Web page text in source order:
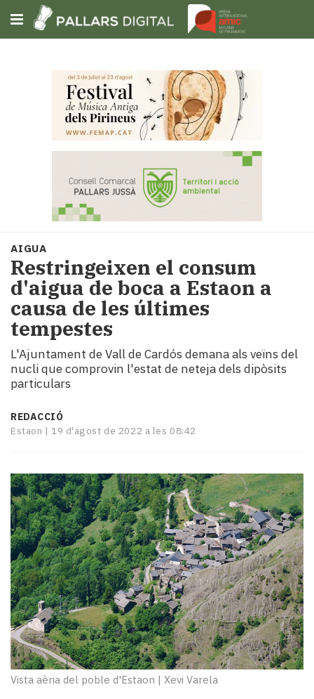
Subscriu-t'hi
Portada
Societat
Política
i
municipis
Economia
i
turisme
Cultura
Esports
Mai
TV
i
El
temps
Reportatges
Entrevistes
Enquestes
A
escena!
Dis
la
teva!
Subscriptors
La
newsletter
del
AIGUA
Restringeixen el consum
d'aigua de boca a Estaon a
causa de les últimes
tempestes
L'Ajuntament de Vall de Cardós demana als veïns del
nucli que comprovin l'estat de neteja dels dipòsits
particulars
REDACCIÓ
Estaon | 19 d'agost de 2022 a les 08:42
Vista aèria del poble d'Estaon | Xevi Varela